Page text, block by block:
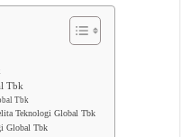
Tbk
Tbk
Teknologi Global Tbk
Global Tbk